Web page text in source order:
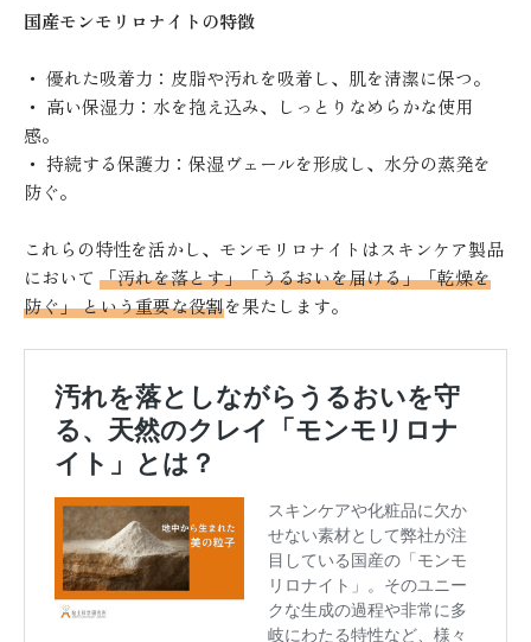
国産モンモリロナイトの特徴
・ 優れた吸着力：皮脂や汚れを吸着し、肌を清潔に保つ。
・ 高い保湿力：水を抱え込み、しっとりなめらかな使用
感。
・ 持続する保護力：保湿ヴェールを形成し、水分の蒸発を
防ぐ。
これらの特性を活かし、モンモリロナイトはスキンケア製品
において 「汚れを落とす」「うるおいを届ける」「乾燥を
防ぐ」 という重要な役割を果たします。